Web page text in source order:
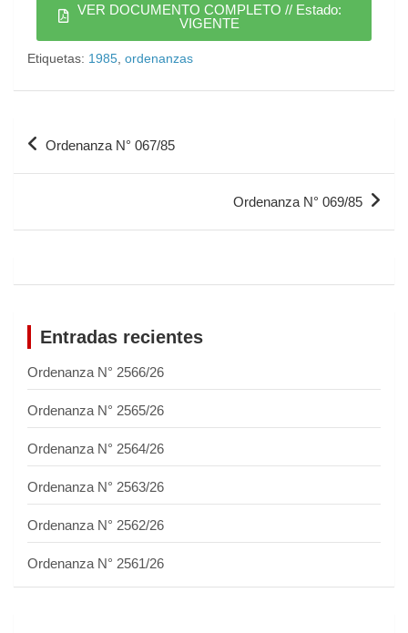
VER DOCUMENTO COMPLETO // Estado:
VIGENTE
Etiquetas: 1985 ordenanzas
Ordenanza N° 067/85
Ordenanza N° 069/85
Entradas recientes
Ordenanza N° 2566/26
Ordenanza N° 2565/26
Ordenanza N° 2564/26
Ordenanza N° 2563/26
Ordenanza N° 2562/26
Ordenanza N° 2561/26